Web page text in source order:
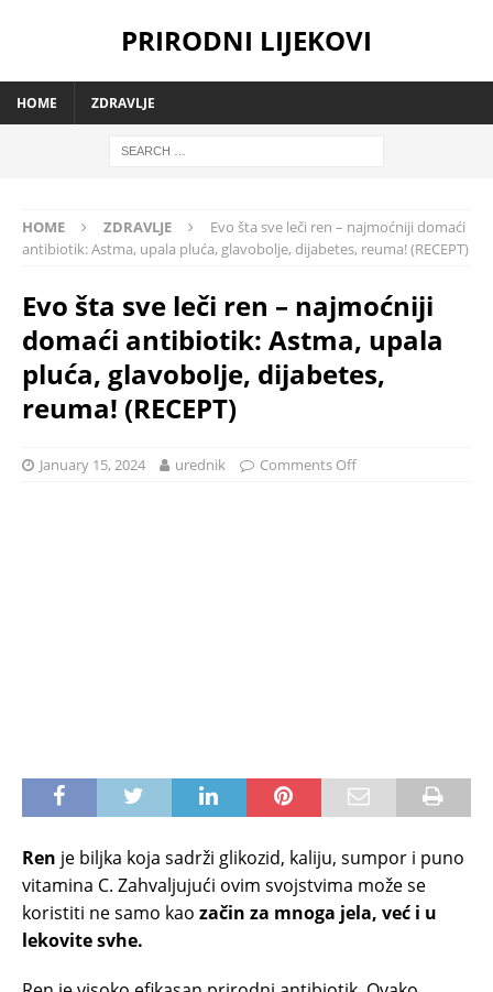
PRIRODNI LIJEKOVI
HOME ZDRAVLJE
HOME ZDRAVLJE
Evo šta sve leči ren – najmoćniji domaći
antibiotik: Astma, upala pluća, glavobolje, dijabetes, reuma! (RECEPT)
Evo šta sve leči ren – najmoćniji
domaći antibiotik: Astma, upala
pluća, glavobolje, dijabetes,
reuma! (RECEPT)
January 15, 2024 urednik Comments Off
Ren je biljka koja sadrži glikozid, kaliju, sumpor i puno
vitamina C. Zahvaljujući ovim svojstvima može se
koristiti ne samo kao začin za mnoga jela, već i u
lekovite svhe.